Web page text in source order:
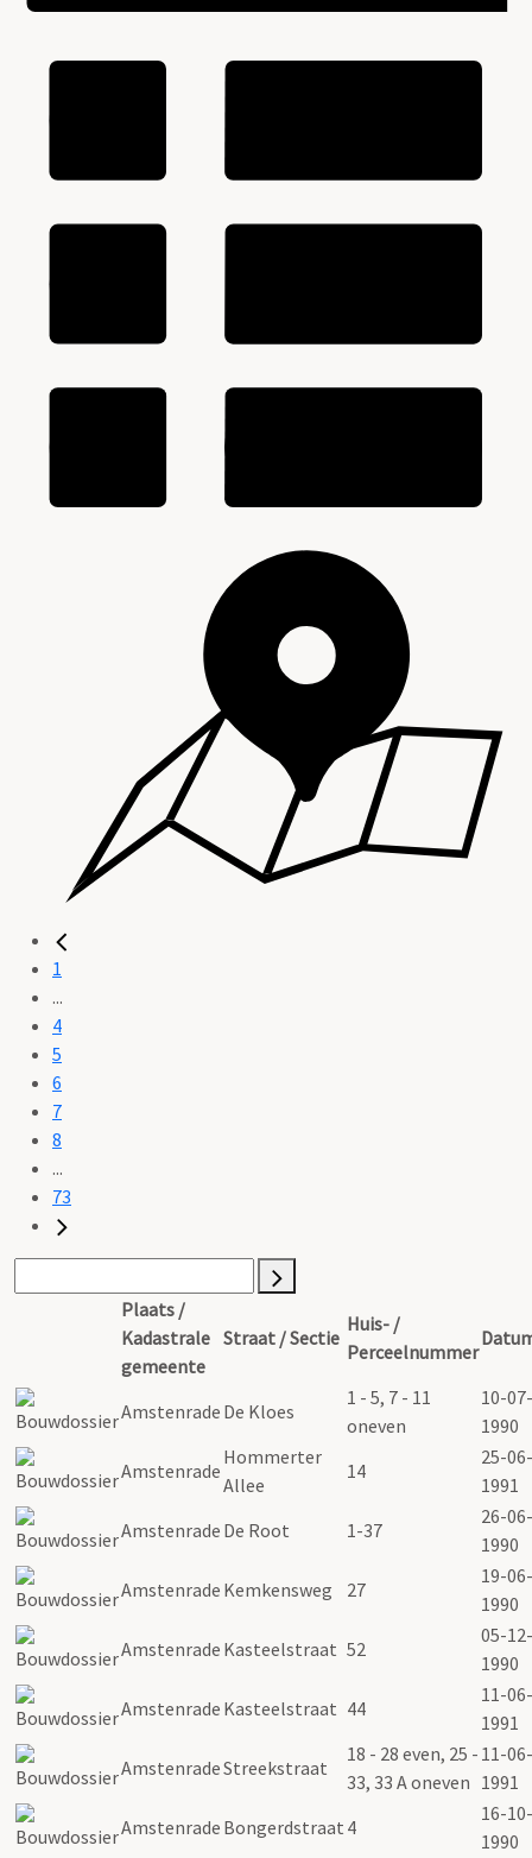
1
...
4
5
6
7
8
...
73
Plaats /
Kadastrale
gemeente
Straat / Sectie
Huis- /
Perceelnummer
Amstenrade De Kloes
1 - 5, 7 - 11
oneven
10-07-
1990
Amstenrade
Hommerter
Allee
14
25-06-
1991
Amstenrade De Root 1-37
26-06-
1990
Amstenrade Kemkensweg 27
19-06-
1990
Amstenrade Kasteelstraat 52
05-12-
1990
Amstenrade Kasteelstraat 44
11-06-
1991
AmstenradeStreekstraat
18 - 28 even, 25 -
33, 33 A oneven
11-06-
1991
Amstenrade Bongerdstraat 4
16-10-
1990